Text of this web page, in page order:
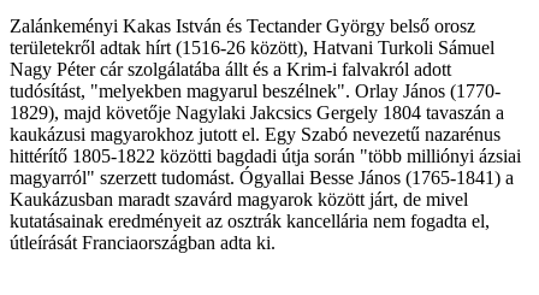
Zalánkeményi Kakas István és Tectander György belső orosz
területekről adtak hírt (1516-26 között), Hatvani Turkoli Sámuel
Nagy Péter cár szolgálatába állt és a Krim-i falvakról adott
tudósítást, "melyekben magyarul beszélnek". Orlay János (1770-
1829), majd követője Nagylaki Jakcsics Gergely 1804 tavaszán a
kaukázusi magyarokhoz jutott el. Egy Szabó nevezetű nazarénus
hittérítő 1805-1822 közötti bagdadi útja során "több milliónyi ázsiai
magyarról" szerzett tudomást. Ógyallai Besse János (1765-1841) a
Kaukázusban maradt szavárd magyarok között járt, de mivel
kutatásainak eredményeit az osztrák kancellária nem fogadta el,
útleírását Franciaországban adta ki.